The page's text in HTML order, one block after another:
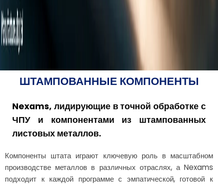
ШТАМПОВАННЫЕ КОМПОНЕНТЫ
Nexams, лидирующие в точной обработке с
ЧПУ и компонентами из штампованных
листовых металлов.
Компоненты штата играют ключевую роль в масштабном
производстве металлов в различных отраслях, а Nexams
подходит к каждой программе с эмпатической, готовой к